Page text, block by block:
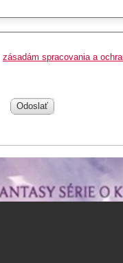
zásadám spracovania a
Odoslať